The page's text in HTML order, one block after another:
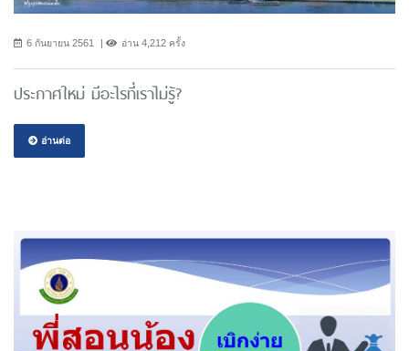
6 กันยายน 2561 อ่าน 4,212 ครั้ง
ประกาศใหม่ มีอะไรที่เราไม่รู้?
อ่านต่อ